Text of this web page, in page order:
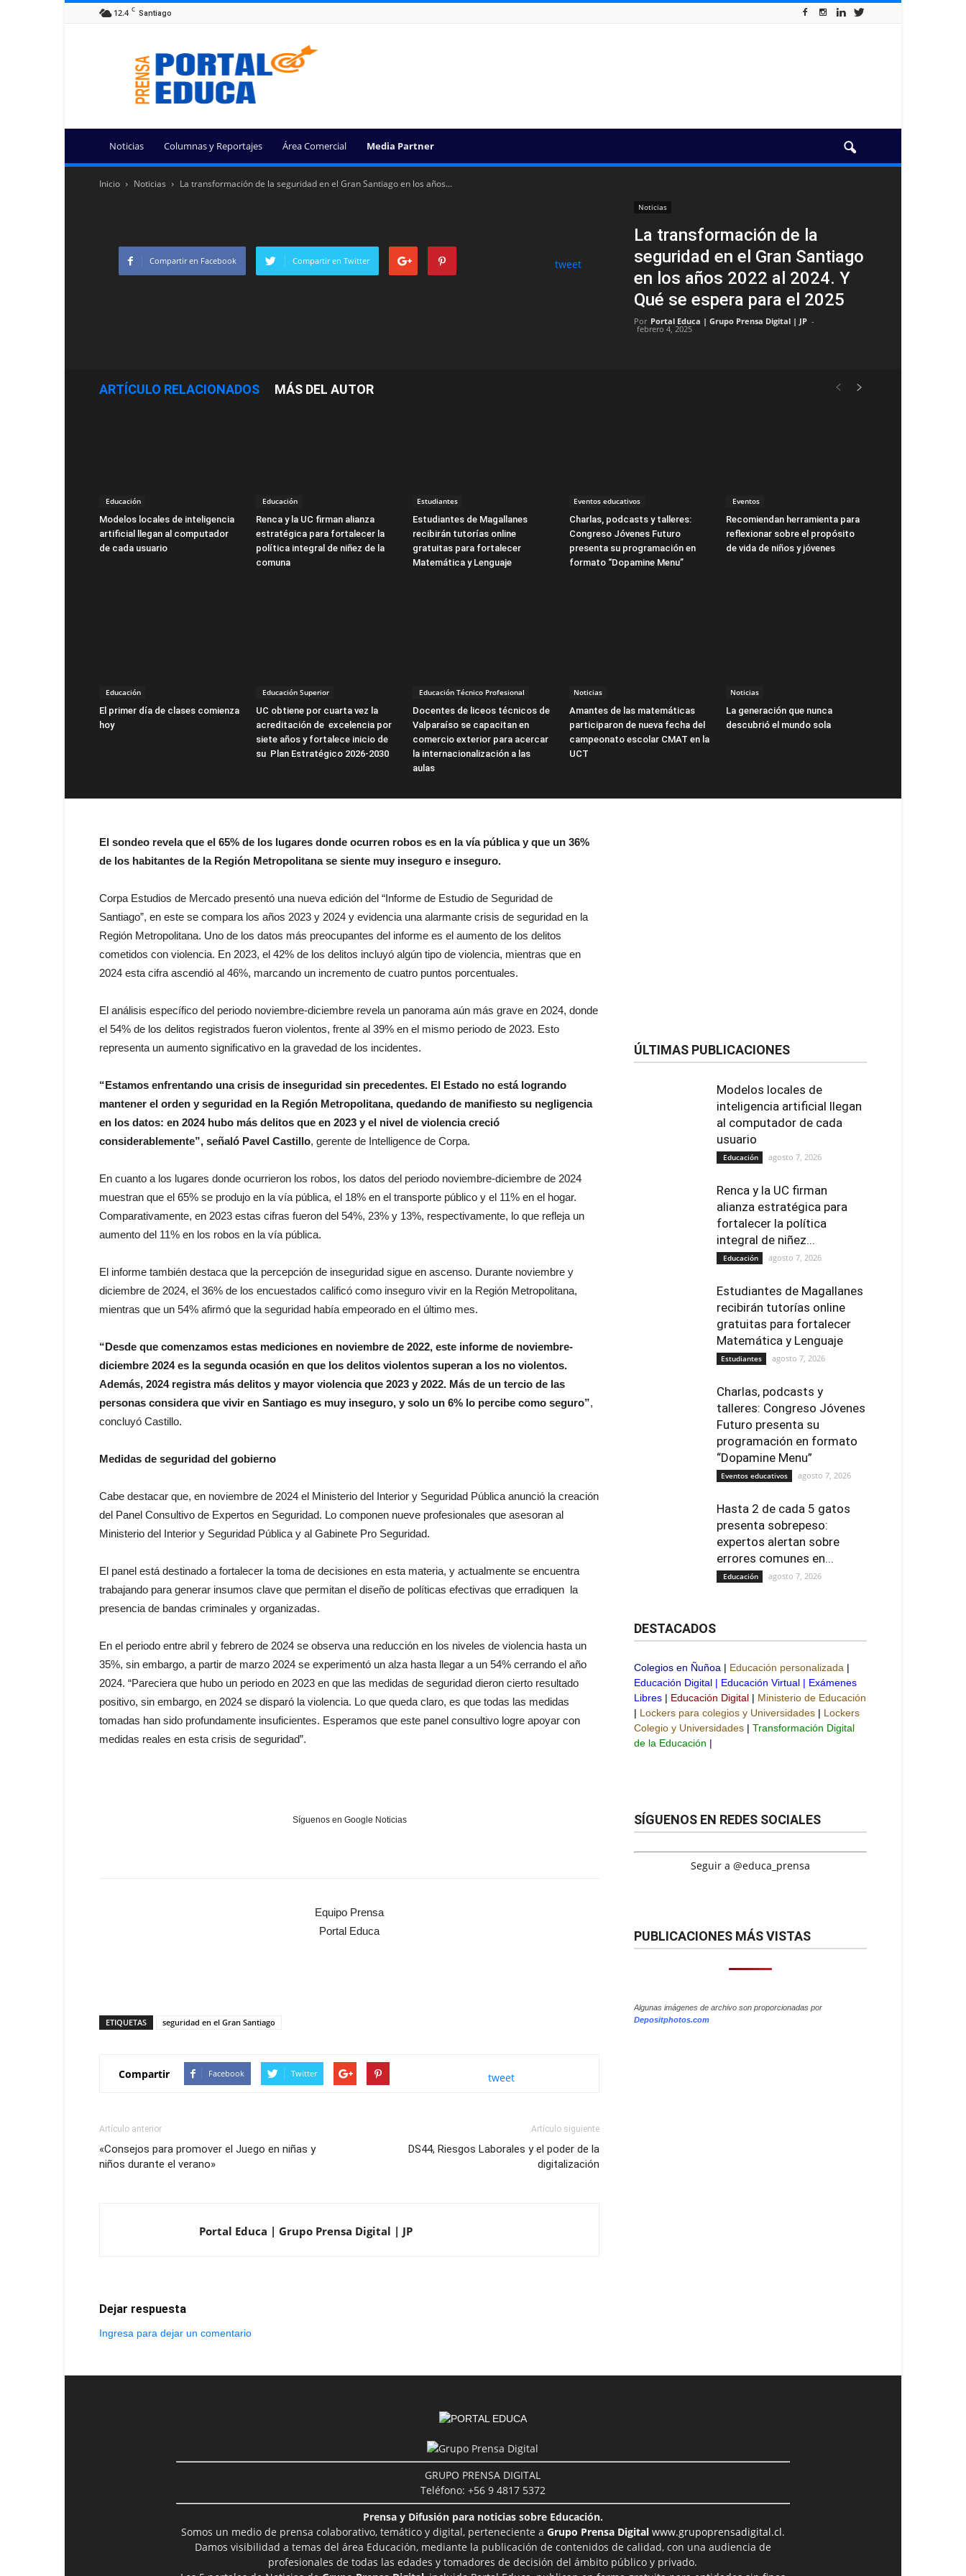
12.4 C Santiago
Portal
Educa
Noticias Columnas y Reportajes Área Comercial Media Partner
Inicio Noticias La transformación de la seguridad en el Gran Santiago en los años...
Noticias
La transformación de la
seguridad en el Gran Santiago
en los años 2022 al 2024. Y
Qué se espera para el 2025
Por Portal Educa | Grupo Prensa Digital | JP -
febrero 4, 2025
Compartir en Facebook Compartir en Twitter tweet
ARTÍCULO RELACIONADOS MÁS DEL AUTOR
Educación
Modelos locales de inteligencia
artificial llegan al computador
de cada usuario
Educación
Renca y la UC firman alianza
estratégica para fortalecer la
política integral de niñez de la
comuna
Estudiantes
Estudiantes de Magallanes
recibirán tutorías online
gratuitas para fortalecer
Matemática y Lenguaje
Eventos educativos
Charlas, podcasts y talleres:
Congreso Jóvenes Futuro
presenta su programación en
formato “Dopamine Menu”
Eventos
Recomiendan herramienta para
reflexionar sobre el propósito
de vida de niños y jóvenes
Educación
El primer día de clases comienza
hoy
Educación Superior
UC obtiene por cuarta vez la
acreditación de excelencia por
siete años y fortalece inicio de
su Plan Estratégico 2026-2030
Educación Técnico Profesional
Docentes de liceos técnicos de
Valparaíso se capacitan en
comercio exterior para acercar
la internacionalización a las
aulas
Noticias
Amantes de las matemáticas
participaron de nueva fecha del
campeonato escolar CMAT en la
UCT
Noticias
La generación que nunca
descubrió el mundo sola
El sondeo revela que el 65% de los lugares donde ocurren robos es en la vía pública y que un 36%
de los habitantes de la Región Metropolitana se siente muy inseguro e inseguro.
Corpa Estudios de Mercado presentó una nueva edición del “Informe de Estudio de Seguridad de
Santiago”, en este se compara los años 2023 y 2024 y evidencia una alarmante crisis de seguridad en la
Región Metropolitana. Uno de los datos más preocupantes del informe es el aumento de los delitos
cometidos con violencia. En 2023, el 42% de los delitos incluyó algún tipo de violencia, mientras que en
2024 esta cifra ascendió al 46%, marcando un incremento de cuatro puntos porcentuales.
El análisis específico del periodo noviembre-diciembre revela un panorama aún más grave en 2024, donde
el 54% de los delitos registrados fueron violentos, frente al 39% en el mismo periodo de 2023. Esto
representa un aumento significativo en la gravedad de los incidentes.
“Estamos enfrentando una crisis de inseguridad sin precedentes. El Estado no está logrando
mantener el orden y seguridad en la Región Metropolitana, quedando de manifiesto su negligencia
en los datos: en 2024 hubo más delitos que en 2023 y el nivel de violencia creció
considerablemente”, señaló Pavel Castillo, gerente de Intelligence de Corpa.
En cuanto a los lugares donde ocurrieron los robos, los datos del periodo noviembre-diciembre de 2024
muestran que el 65% se produjo en la vía pública, el 18% en el transporte público y el 11% en el hogar.
Comparativamente, en 2023 estas cifras fueron del 54%, 23% y 13%, respectivamente, lo que refleja un
aumento del 11% en los robos en la vía pública.
El informe también destaca que la percepción de inseguridad sigue en ascenso. Durante noviembre y
diciembre de 2024, el 36% de los encuestados calificó como inseguro vivir en la Región Metropolitana,
mientras que un 54% afirmó que la seguridad había empeorado en el último mes.
“Desde que comenzamos estas mediciones en noviembre de 2022, este informe de noviembre-
diciembre 2024 es la segunda ocasión en que los delitos violentos superan a los no violentos.
Además, 2024 registra más delitos y mayor violencia que 2023 y 2022. Más de un tercio de las
personas considera que vivir en Santiago es muy inseguro, y solo un 6% lo percibe como seguro”,
concluyó Castillo.
Medidas de seguridad del gobierno
Cabe destacar que, en noviembre de 2024 el Ministerio del Interior y Seguridad Pública anunció la creación
del Panel Consultivo de Expertos en Seguridad. Lo componen nueve profesionales que asesoran al
Ministerio del Interior y Seguridad Pública y al Gabinete Pro Seguridad.
El panel está destinado a fortalecer la toma de decisiones en esta materia, y actualmente se encuentra
trabajando para generar insumos clave que permitan el diseño de políticas efectivas que erradiquen la
presencia de bandas criminales y organizadas.
En el periodo entre abril y febrero de 2024 se observa una reducción en los niveles de violencia hasta un
35%, sin embargo, a partir de marzo 2024 se experimentó un alza hasta llegar a un 54% cerrando el año
2024. “Pareciera que hubo un periodo en 2023 en que las medidas de seguridad dieron cierto resultado
positivo, sin embargo, en 2024 se disparó la violencia. Lo que queda claro, es que todas las medidas
tomadas han sido profundamente insuficientes. Esperamos que este panel consultivo logre apoyar con
medidas reales en esta crisis de seguridad”.
Síguenos en Google Noticias
Equipo Prensa
Portal Educa
ETIQUETAS seguridad en el Gran Santiago
Compartir Facebook Twitter tweet
Artículo anterior
«Consejos para promover el Juego en niñas y
niños durante el verano»
Artículo siguiente
DS44, Riesgos Laborales y el poder de la
digitalización
Portal Educa | Grupo Prensa Digital | JP
Dejar respuesta
Ingresa para dejar un comentario
ÚLTIMAS PUBLICACIONES
Modelos locales de
inteligencia artificial llegan
al computador de cada
usuario
Educación agosto 7, 2026
Renca y la UC firman
alianza estratégica para
fortalecer la política
integral de niñez...
Educación agosto 7, 2026
Estudiantes de Magallanes
recibirán tutorías online
gratuitas para fortalecer
Matemática y Lenguaje
Estudiantes agosto 7, 2026
Charlas, podcasts y
talleres: Congreso Jóvenes
Futuro presenta su
programación en formato
“Dopamine Menu”
Eventos educativos agosto 7, 2026
Hasta 2 de cada 5 gatos
presenta sobrepeso:
expertos alertan sobre
errores comunes en...
Educación agosto 7, 2026
DESTACADOS
Colegios en Ñuñoa | Educación personalizada |
Educación Digital | Educación Virtual | Exámenes
Libres | Educación Digital | Ministerio de Educación
| Lockers para colegios y Universidades | Lockers
Colegio y Universidades | Transformación Digital
de la Educación |
SÍGUENOS EN REDES SOCIALES
Seguir a @educa_prensa
PUBLICACIONES MÁS VISTAS
Algunas imágenes de archivo son proporcionadas por
Depositphotos.com
GRUPO PRENSA DIGITAL
Teléfono: +56 9 4817 5372
Prensa y Difusión para noticias sobre Educación.
Somos un medio de prensa colaborativo, temático y digital, perteneciente a Grupo Prensa Digitalwww.grupoprensadigital.cl.
Damos visibilidad a temas del área Educación, mediante la publicación de contenidos de calidad, con una audiencia de
profesionales de todas las edades y tomadores de decisión del ámbito público y privado.